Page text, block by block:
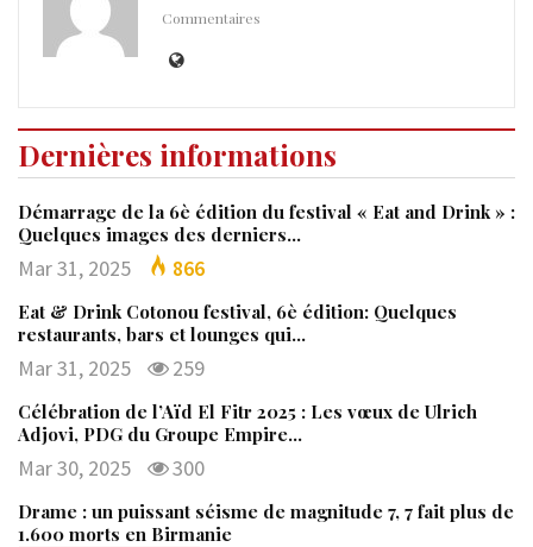
Commentaires
Dernières informations
Démarrage de la 6è édition du festival « Eat and Drink » :
Quelques images des derniers…
Mar 31, 2025 866
Eat & Drink Cotonou festival, 6è édition: Quelques
restaurants, bars et lounges qui…
Mar 31, 2025 259
Célébration de l’Aïd El Fitr 2025 : Les vœux de Ulrich
Adjovi, PDG du Groupe Empire…
Mar 30, 2025 300
Drame : un puissant séisme de magnitude 7, 7 fait plus de
1.600 morts en Birmanie